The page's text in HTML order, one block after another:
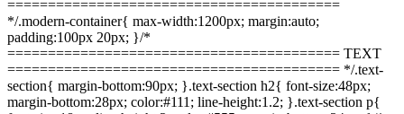
=========================================
*/.modern-container{ max-width:1200px; margin:auto;
padding:100px 20px; }/*
========================================= TEXT
========================================= */.text-
section{ margin-bottom:90px; }.text-section h2{ font-size:48px;
margin-bottom:28px; color:#111; line-height:1.2; }.text-section p{